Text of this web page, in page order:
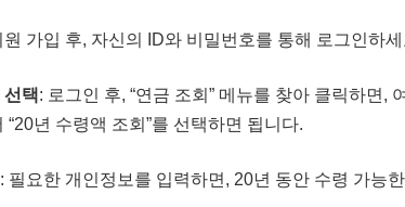
원 가입 후, 자신의 ID와 비밀번호를 통해 로그인하세
택: 로그인 후, “연금 조회” 메뉴를 찾아 클릭하면,
“20년 수령액 조회”를 선택하면 됩니다.
: 필요한 개인정보를 입력하면, 20년 동안 수령 가능